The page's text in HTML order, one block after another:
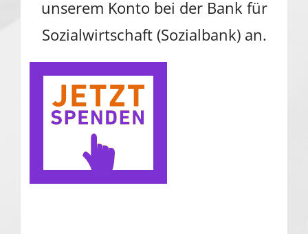
unserem Konto bei der Bank für
Sozialwirtschaft (Sozialbank) an.